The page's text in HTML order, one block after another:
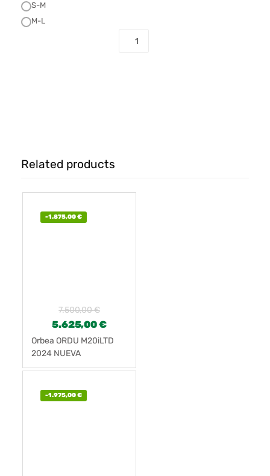
S-M
M-L
Related products
-1.875,00€
7.500,00€
5.625,00€
Orbea ORDU M20iLTD
2024 NUEVA
-1.975,00€